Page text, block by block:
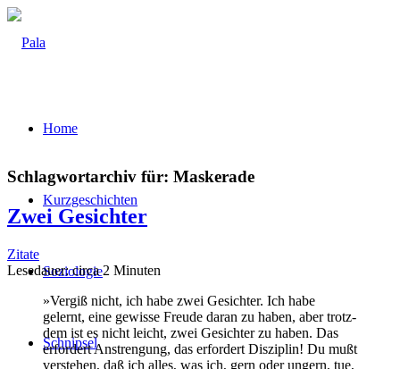
Home
Kurz­ge­schich­ten
Sozio­lo­gie
Schnip­sel
Schlagwortarchiv für: Maskerade
Zwei Gesich­ter
Zitate
Lese­dau­er: cir­ca 2 Minu­ten
»Ver­giß nicht, ich habe zwei Gesich­ter. Ich habe
gelernt, eine gewis­se Freu­de dar­an zu haben, aber trotz­
dem ist es nicht leicht, zwei Gesich­ter zu haben. Das
erfor­dert Anstren­gung, das erfor­dert Dis­zi­plin! Du mußt
ver­ste­hen, daß ich alles, was ich, gern oder ungern, tue,